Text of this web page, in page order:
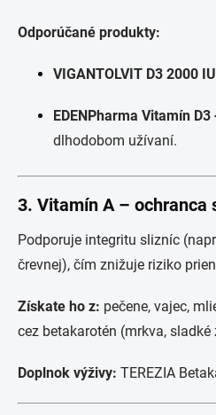
Odporúčané produkty:
VIGANTOLVIT D3 2000 IU
EDENPharma Vitamín D3
dlhodobom užívaní.
3. Vitamín A – ochranca
Podporuje integritu slizníc
črevnej), čím znižuje riziko
Získate ho z: pečene, vajec,
cez betakarotén (mrkva, sladké
Doplnok výživy: TEREZIA